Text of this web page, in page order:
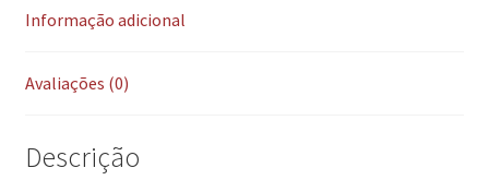
Informação adicional
Avaliações (0)
Descrição